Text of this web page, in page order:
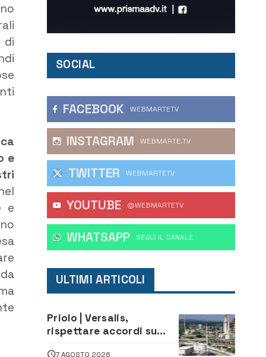
di
e
e
SOCIAL
FACEBOOK WEBMARTETV
INSTAGRAM WEBMARTE.TV
TWITTER WEBMARTETV
YOUTUBE @WEBMARTETV
WHATSAPP ‎SEGUI IL CANALE
ULTIMI ARTICOLI
Priolo | Versalis,
rispettare accordi su
7 AGOSTO 2026